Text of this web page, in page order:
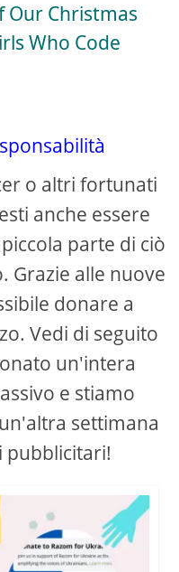
Our Christmas
Who Code
o altri fortunati
anche essere
parte di ciò
Grazie alle nuove
donare a
Vedi di seguito
un'intera
e stiamo
settimana
pubblicitari!